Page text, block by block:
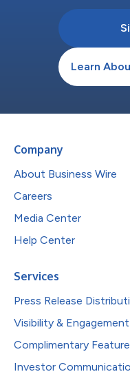
Learn
Company
About Business Wire
Careers
Media Center
Help Center
Services
Press Release
Visibility & Engagement
Complimentary
Investor